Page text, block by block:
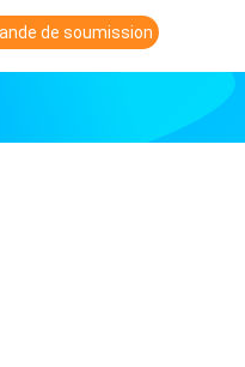
de soumission